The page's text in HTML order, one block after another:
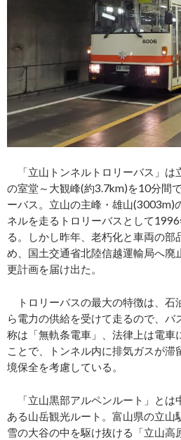
「立山トンネルトロリーバス」は
の室堂～大観峰(約3.7km)を10分間
ーバス。立山の主峰・雄山(3003m)
ネルを走るトロリーバスとして
る。しかし昨年、老朽化と車両の部
め、国土交通省北陸信越運輸局へ廃
更計画を届け出た。
トロリーバスの最大の特徴は、石
ら電力の供給を受けて走るので、バ
称は「無軌条電車」、法律上は電車
ことで、トンネル内に排気ガスが滞
境保全を考慮している。
「立山黒部アルペンルート」とは
ある山岳観光ルート。富山県の立山
雪の大谷の中を駆け抜ける「立山高